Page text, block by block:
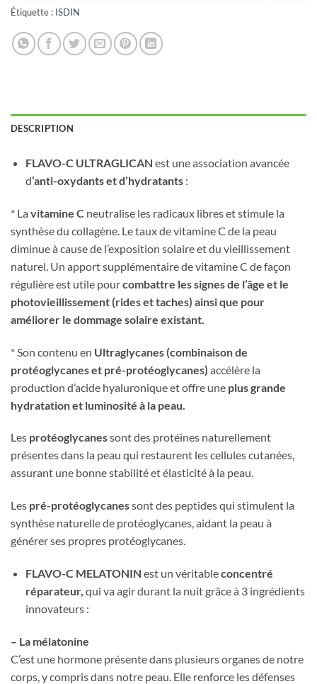
Étiquette : ISDIN
DESCRIPTION
FLAVO-C ULTRAGLICAN est une association avancée
d‘anti-oxydants et d’hydratants:
* La vitamine C neutralise les radicaux libres et stimule la
synthèse du collagène. Le taux de vitamine C de la peau
diminue à cause de l’exposition solaire et du vieillissement
naturel. Un apport supplémentaire de vitamine C de façon
régulière est utile pourcombattre les signes de l’âge et le
photovieillissement (rides et taches) ainsi que pour
améliorer le dommage solaire existant.
* Son contenu en Ultraglycanes (combinaison de
protéoglycanes et pré-protéoglycanes) accélère la
production d’acide hyaluronique et offre une plus grande
hydratation et luminosité à la peau.
Les protéoglycanessont des protéines naturellement
présentes dans la peau qui restaurent les cellules cutanées,
assurant une bonne stabilité et élasticité à la peau.
Les pré-protéoglycanessont des peptides qui stimulent la
synthèse naturelle de protéoglycanes, aidant la peau à
générer ses propres protéoglycanes.
FLAVO-C MELATONIN est un véritableconcentré
réparateur, qui va agir durant la nuit grâce à 3 ingrédients
innovateurs :
– La mélatonine
C’est une hormone présente dans plusieurs organes de notre
corps, y compris dans notre peau. Elle renforce les défenses